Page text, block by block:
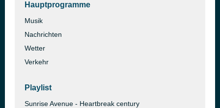
Hauptprogramme
Musik
Nachrichten
Wetter
Verkehr
Playlist
Sunrise Avenue - Heartbreak century